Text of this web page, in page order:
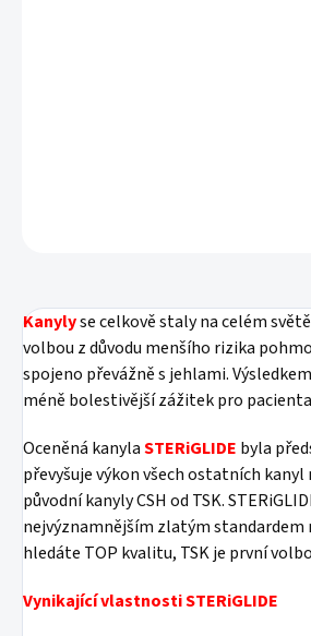
Kanylyse celkově staly na celém
volbou z důvodu menšího rizika
spojeno převážně s jehlami.
méně bolestivější zážitek pro
Oceněná kanylaSTERiGLIDE byla
převyšuje výkon všech ostatních
původní kanyly CSH od TSK.
nejvýznamnějším zlatým standardem
hledáte TOP kvalitu, TSK je první
Vynikající vlastnosti STERiGLIDE